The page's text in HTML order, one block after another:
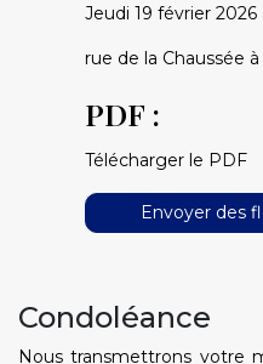
Jeudi 19 février 2026
rue de la Chaussée
PDF :
Télécharger le PDF
Envoyer des
Condoléance
Nous transmettrons votre